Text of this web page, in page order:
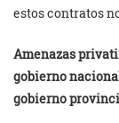
estos contratos
Amenazas
gobierno
gobierno